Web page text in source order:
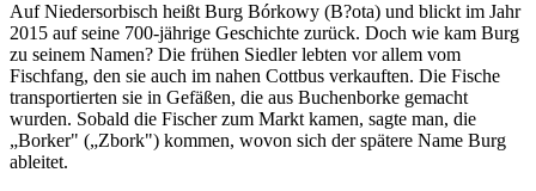
Auf Niedersorbisch heißt Burg Bórkowy (B?ota) und blickt im Jahr
2015 auf seine 700-jährige Geschichte zurück. Doch wie kam Burg
zu seinem Namen? Die frühen Siedler lebten vor allem vom
Fischfang, den sie auch im nahen Cottbus verkauften. Die Fische
transportierten sie in Gefäßen, die aus Buchenborke gemacht
wurden. Sobald die Fischer zum Markt kamen, sagte man, die
„Borker" („Zbork") kommen, wovon sich der spätere Name Burg
ableitet.